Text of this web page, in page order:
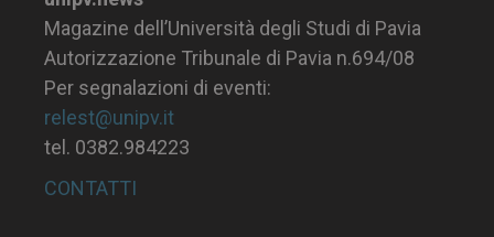
Magazine dell’Università degli Studi di Pavia
Autorizzazione Tribunale di Pavia n.694/08
Per segnalazioni di eventi:
relest@unipv.it
tel. 0382.984223
CONTATTI